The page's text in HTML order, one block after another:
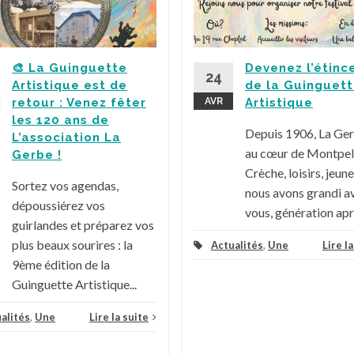
🎨 La Guinguette
Artistique est de
retour : Venez fêter
les 120 ans de
L’association La
Gerbe !
Sortez vos agendas,
dépoussiérez vos
guirlandes et préparez vos
plus beaux sourires : la
9ème édition de la
Guinguette Artistique...
, Une Lire la suite
24
AVR
Devenez
de la
Artistique
Depuis 1906, La
au cœur de
Crèche, loisirs,
nous avons grandi
vous, génération
Actualités, Une Lire